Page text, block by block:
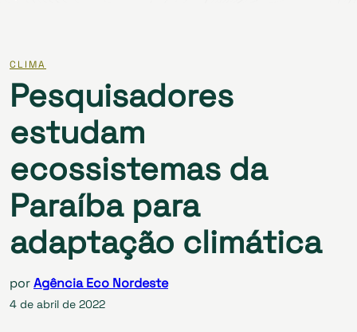
CLIMA
Pesquisadores
estudam
ecossistemas da
Paraíba para
adaptação climática
porAgência Eco Nordeste
4 de abril de 2022